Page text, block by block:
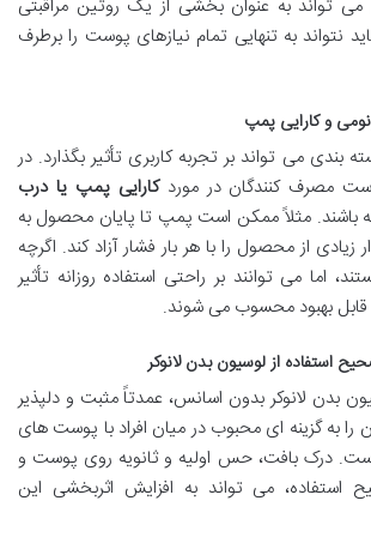
می تواند به عنوان بخشی از یک روتین مراقبتی
نتواند به تنهایی تمام نیازهای پوست را برطرف
و کارایی پمپ
بندی می تواند بر تجربه کاربری تأثیر بگذارد. در
مصرف کنندگان در موردکارایی پمپ یا درب
باشند. مثلاً ممکن است پمپ تا پایان محصول به
زیادی از محصول را با هر بار فشار آزاد کند. اگرچه
اما می توانند بر راحتی استفاده روزانه تأثیر
قابل بهبود محسوب می شوند.
استفاده از لوسیون بدن لانوکر
بدن لانوکر بدون اسانس، عمدتاً مثبت و دلپذیر
به گزینه ای محبوب در میان افراد با پوست های
درک بافت، حس اولیه و ثانویه روی پوست و
می تواند به افزایش اثربخشی این